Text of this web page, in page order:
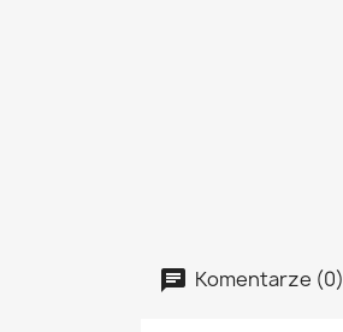
Komentarze (0)